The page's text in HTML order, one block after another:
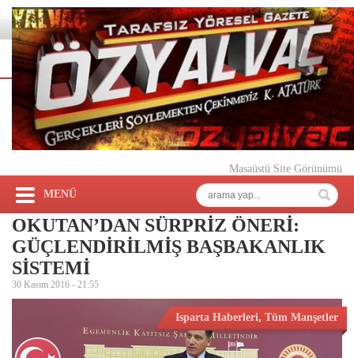
Masaüstü Site Görünümü
MENÜ
OKUTAN’DAN SÜRPRİZ ÖNERİ:
GÜÇLENDİRİLMİŞ BAŞBAKANLIK
SİSTEMİ
30 Kasım 2016 - 21:55
Isparta Haberleri, Tüm Manşetler